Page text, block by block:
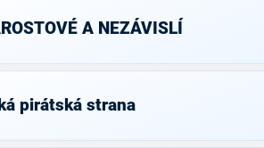
A NEZÁVISLÍ
pirátská strana